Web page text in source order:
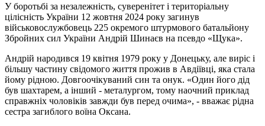
У боротьбі за незалежність, суверенітет і територіальну
цілісність України 12 жовтня 2024 року загинув
військовослужбовець 225 окремого штурмового батальйону
Збройних сил України Андрій Шинаєв на псевдо «Щука».
Андрій народився 19 квітня 1979 року у Донецьку, але виріс і
більшу частину свідомого життя прожив в Авдіївці, яка стала
йому рідною. Довгоочікуваний син та онук. «Один його дід
був шахтарем, а інший - металургом, тому наочний приклад
справжніх чоловіків завжди був перед очима», - вважає рідна
сестра загиблого воїна Оксана.